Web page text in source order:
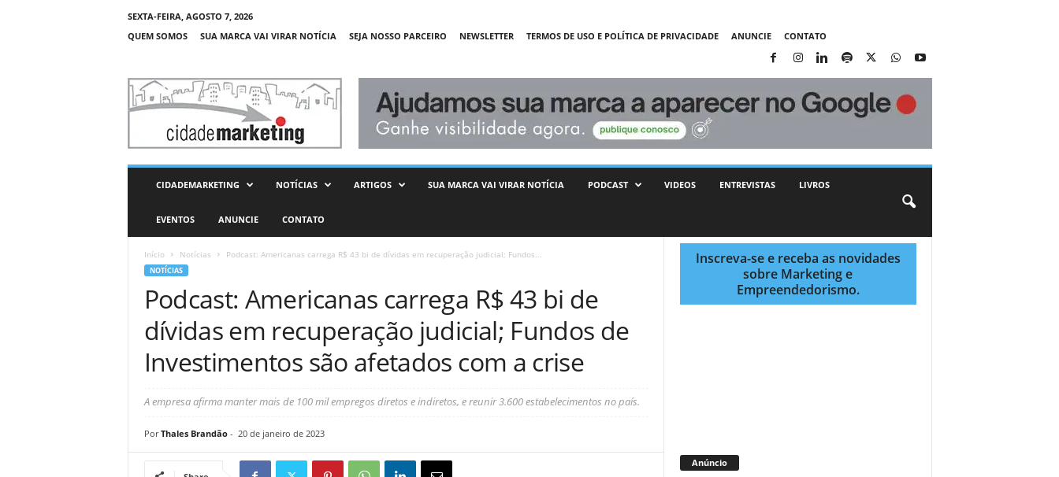
SEXTA-FEIRA, AGOSTO 7, 2026
QUEM SOMOS
SUA MARCA VAI VIRAR NOTÍCIA SEJA NOSSO PARCEIRO NEWSLETTER TERMOS DE USO E POLÍTICA DE PRIVACIDADE ANUNCIE CONTATO
C
d
CIDADEMARKETING NOTÍCIAS ARTIGOS SUA MARCA VAI VIRAR NOTÍCIA PODCAST VIDEOS ENTREVISTAS LIVROS
EVENTOS ANUNCIE CONTATO
Início Notícias Podcast: Americanas carrega R$ 43 bi de dívidas em recuperação judicial; Fundos...
NOTÍCIAS
Podcast: Americanas carrega R$ 43 bi de
dívidas em recuperação judicial; Fundos de
Investimentos são afetados com a crise
A empresa afirma manter mais de 100 mil empregos diretos e indiretos, e reunir 3.600 estabelecimentos no país.
Por Thales Brandão- 20 de janeiro de 2023
Inscreva-se e receba as novidades
sobre Marketing e
Empreendedorismo.
Anúncio